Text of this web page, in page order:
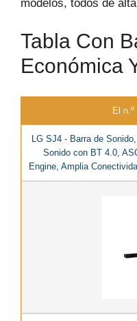
modelos, todos de
Tabla Con
Económica
El
LG SJ4 - Barra de
Sonido con BT 4.0,
Engine, Amplia